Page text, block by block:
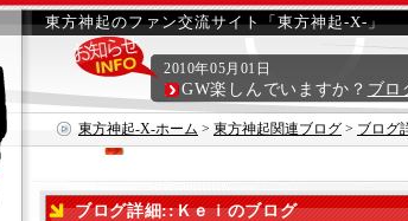
東方神起のファン交流サイト「東方神起-X-」
東方神起-X-ホーム > 東方神起関連ブログ > ブログ
2010年05月01日
GW楽しんでいますか？ ブロ
ブログ詳細::Ｋｅｉのブログ